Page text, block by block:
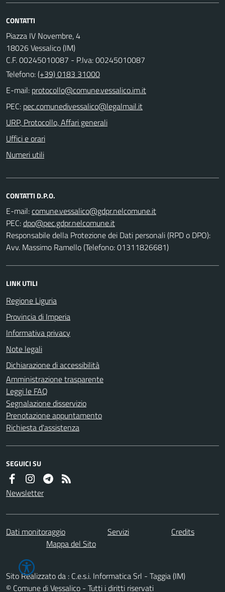
CONTATTI
Piazza IV Novembre, 4
18026 Vessalico (IM)
C.F. 00245010087 - P.Iva: 00245010087
Telefono:(+39) 0183 31000
E-mail:
PEC:
URP, Protocollo, Affari generali
Uffici e orari
Numeri utili
CONTATTI D.P.O.
E-mail:
PEC:
Responsabile della Protezione dei Dati personali (RPD o DPO):
Avv. Massimo Ramello (Telefono: 01311826681)
LINK UTILI
Regione Liguria
Provincia di Imperia
Informativa privacy
Note legali
Dichiarazione di accessibilità
Amministrazione trasparente
Leggi le FAQ
Segnalazione disservizio
Prenotazione appuntamento
Richiesta d'assistenza
SEGUICI SU
Newsletter
Dati monitoraggio Servizi
Credits
Mappa del Sito
Sito Realizzato da : C.e.s.i. Informatica Srl - Taggia (IM)
© Comune di Vessalico - Tutti i diritti riservati